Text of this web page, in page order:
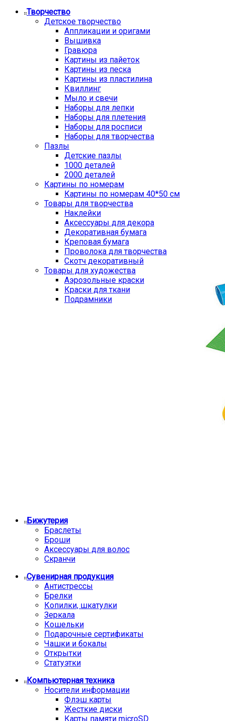
Творчество
Детское творчество
Аппликации и оригами
Вышивка
Гравюра
Картины из пайеток
Картины из песка
Картины из пластилина
Квиллинг
Мыло и свечи
Наборы для лепки
Наборы для плетения
Наборы для росписи
Наборы для творчества
Пазлы
Детские пазлы
1000 деталей
2000 деталей
Картины по номерам
Картины по номерам 40*50 см
Товары для творчества
Наклейки
Аксессуары для декора
Декоративная бумага
Креповая бумага
Проволока для творчества
Скотч декоративный
Товары для художества
Аэрозольные краски
Краски для ткани
Подрамники
Бижутерия
Браслеты
Броши
Аксессуары для волос
Скранчи
Сувенирная продукция
Антистрессы
Брелки
Копилки, шкатулки
Зеркала
Кошельки
Подарочные сертификаты
Чашки и бокалы
Открытки
Статуэтки
Компьютерная техника
Носители информации
Флэш карты
Жесткие диски
Карты памяти microSD